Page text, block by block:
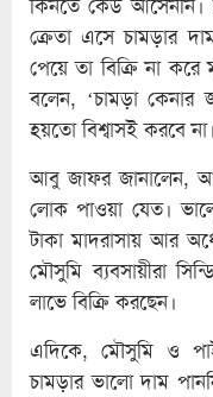
কিনতে কেউ
ক্রেতা এসে চামড়ার
পেয়ে তা বিক্রি না
বলেন, ‘চামড়া
হয়তো বিশ্বাসই করবে
আবু জাফর জানালেন,
লোক পাওয়া যেত।
টাকা মাদরাসায় আর
মৌসুমি ব্যবসায়ীরা
লাভে বিক্রি করছেন।
এদিকে, মৌসুমি ও
চামড়ার ভালো দাম